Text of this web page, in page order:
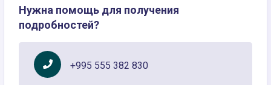
Нужна помощь для получения
подробностей?
+995 555 382 830